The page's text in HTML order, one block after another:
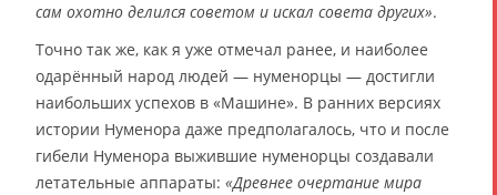
сам охотно делился советом и искал совета других».
Точно так же, как я уже отмечал ранее, и наиболее
одарённый народ людей — нуменорцы — достигли
наибольших успехов в «Машине». В ранних версиях
истории Нуменора даже предполагалось, что и после
гибели Нуменора выжившие нуменорцы создавали
летательные аппараты: «Древнее очертание мира